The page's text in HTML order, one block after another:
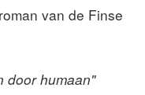
van de Finse
door humaan"